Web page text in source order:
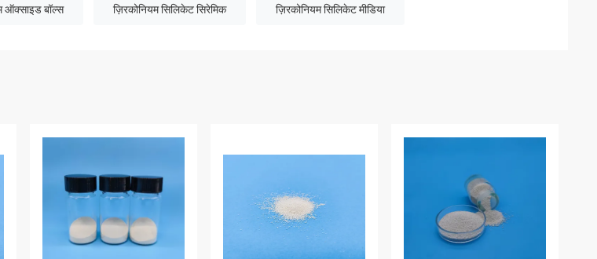
ऑक्साइड बॉल्स ज़िरकोनियम सिलिकेट सिरेमिक ज़िरकोनियम सिलिकेट मीडिया